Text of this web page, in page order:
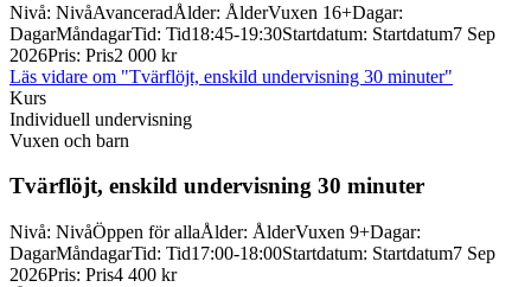
Nivå: NivåAvanceradÅlder: ÅlderVuxen 16+Dagar:
DagarMåndagarTid: Tid18:45-19:30Startdatum: Startdatum7 Sep
2026Pris: Pris2 000 kr
Läs vidare om "Tvärflöjt, enskild undervisning 30 minuter"
Kurs
Individuell undervisning
Vuxen och barn
Tvärflöjt, enskild undervisning 30 minuter
Nivå: NivåÖppen för allaÅlder: ÅlderVuxen 9+Dagar:
DagarMåndagarTid: Tid17:00-18:00Startdatum: Startdatum7 Sep
2026Pris: Pris4 400 kr